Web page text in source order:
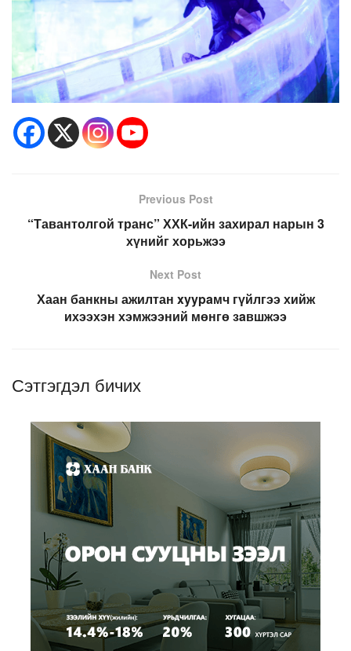
Previous Post
“Тавантолгой транс” ХХК-ийн захирал нарын 3
хүнийг хорьжээ
Next Post
Хаан банкны ажилтан xyypaмч гүйлгээ хийж
ихээхэн хэмжээний мөнгө зaвшжээ
Сэтгэгдэл бичих